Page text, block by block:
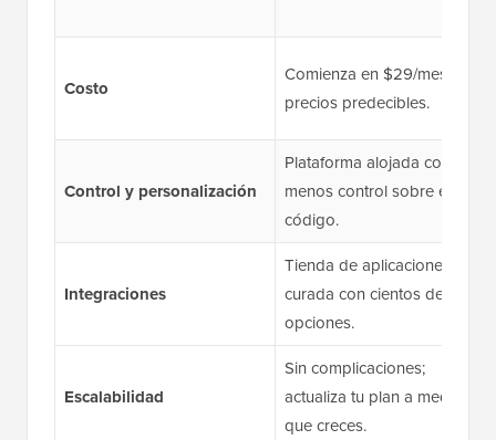
Costo
Comienza en $29/mes con
precios predecibles.
Control y personalización
Plataforma alojada con
menos control sobre el
código.
Integraciones
Tienda de aplicaciones
curada con cientos de
opciones.
Escalabilidad
Sin complicaciones;
actualiza tu plan a medida
que creces.